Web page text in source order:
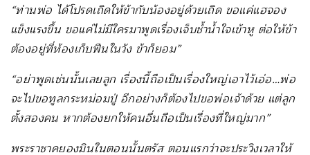
“ท่านพ่อ ได้โปรดเถิดให้ข้ากับน้องอยู่ด้วยเถิด ขอแค่แฮจอง
แข็งแรงขึ้น ขอแค่ไม่มีใครมาพูดเรื่องเจ็บช้ำน้ำใจเข้าหู ต่อให้ข้า
ต้องอยู่ที่ห้องเก็บฟืนในวัง ข้าก็ยอม”
“อย่าพูดเช่นนั้นเลยลูก เรื่องนี้ถือเป็นเรื่องใหญ่เอาไว้เอ่อ…พ่อ
จะไปขอทูลกระหม่อมปู่ อีกอย่างก็ต้องไปขอพ่อเจ้าด้วย แต่ลูก
ตั้งสองคน หากต้องยกให้คนอื่นถือเป็นเรื่องที่ใหญ่มาก”
พระราชาคยองมินในตอนนั้นตรัส ตอนแรกว่าจะประวิงเวลาให้